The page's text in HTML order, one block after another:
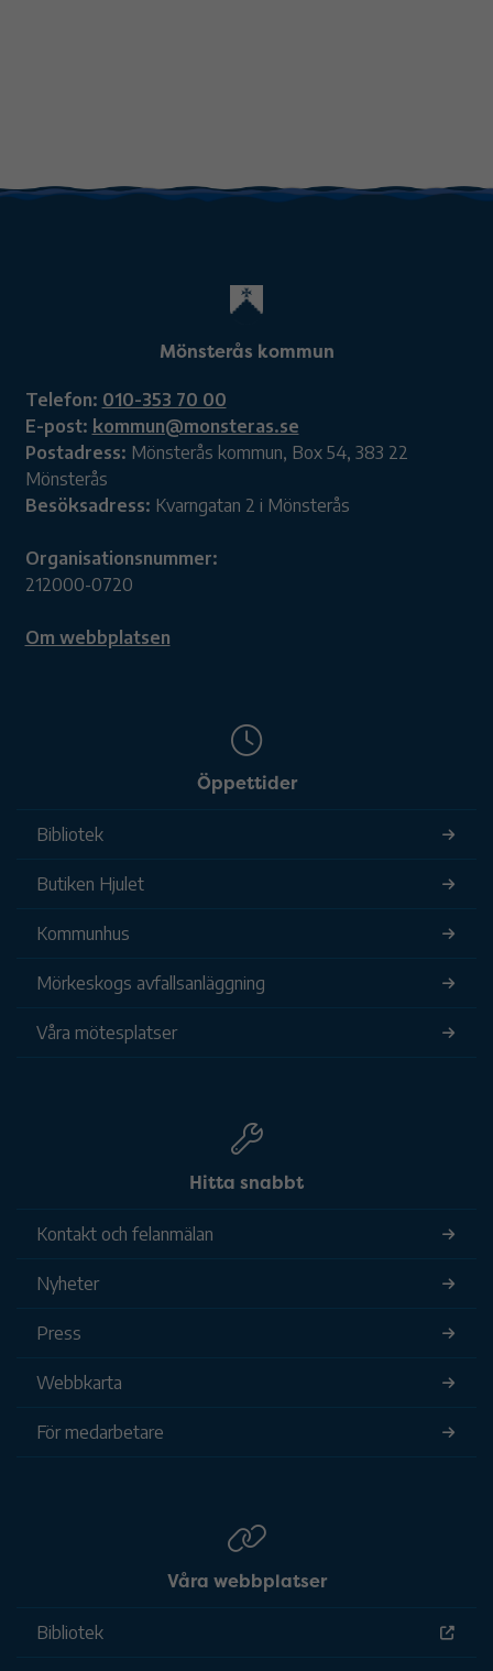
Mönsterås kommun
Telefon: 010-353 70 00
E-post: kommun@monsteras.se
Postadress: Mönsterås kommun, Box 54, 383 22
Mönsterås
Besöksadress: Kvarngatan 2 i Mönsterås
Organisationsnummer:
212000-0720
Om webbplatsen
Öppettider
Bibliotek
Butiken Hjulet
Kommunhus
Mörkeskogs avfallsanläggning
Våra mötesplatser
Hitta snabbt
Kontakt och felanmälan
Nyheter
Press
Webbkarta
För medarbetare
Våra webbplatser
Bibliotek